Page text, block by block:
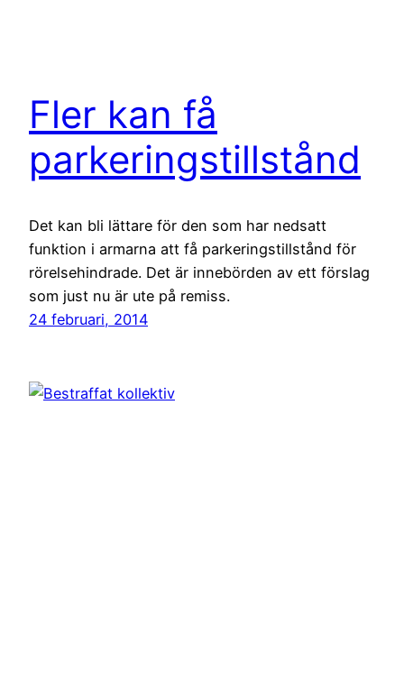
Fler kan få
parkeringstillstånd
Det kan bli lättare för den som har nedsatt
funktion i armarna att få parkeringstillstånd för
rörelsehindrade. Det är innebörden av ett förslag
som just nu är ute på remiss.
24 februari, 2014